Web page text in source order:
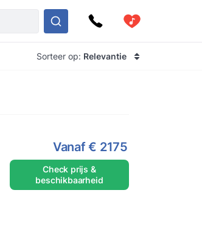
Sorteer op: Relevantie
Vanaf€ 2175
Check prijs &
beschikbaarheid